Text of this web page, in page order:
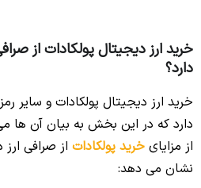
خرید ارز دیجیتال پولکادات از
دارد؟
خرید ارز دیجیتال پولکادات و سایر
دارد که در این بخش به بیان آن ها
از مزایای خرید پولکادات از صرافی
نشان می دهد: